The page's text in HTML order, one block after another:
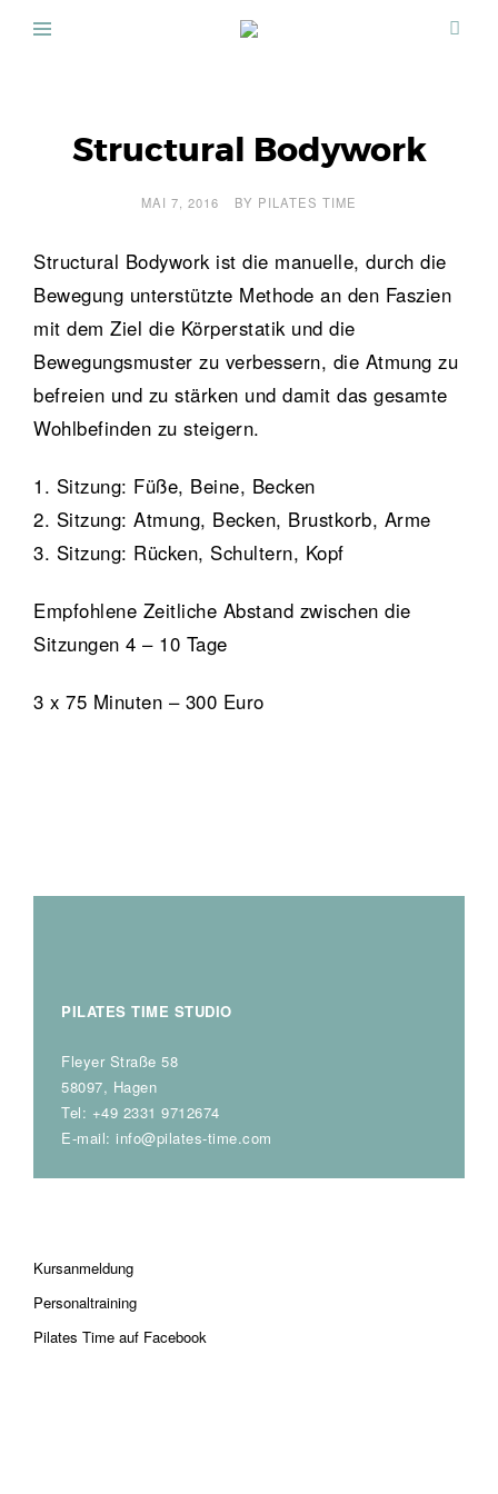
Structural Bodywork
MAI 7, 2016 BY PILATES TIME
Structural Bodywork ist die manuelle, durch die
Bewegung unterstützte Methode an den Faszien
mit dem Ziel die Körperstatik und die
Bewegungsmuster zu verbessern, die Atmung zu
befreien und zu stärken und damit das gesamte
Wohlbefinden zu steigern.
1. Sitzung: Füße, Beine, Becken
2. Sitzung: Atmung, Becken, Brustkorb, Arme
3. Sitzung: Rücken, Schultern, Kopf
Empfohlene Zeitliche Abstand zwischen die
Sitzungen 4 – 10 Tage
3 x 75 Minuten – 300 Euro
PILATES TIME STUDIO
Fleyer Straße 58
58097, Hagen
Tel: +49 2331 9712674
E-mail: info@pilates-time.com
Kursanmeldung
Personaltraining
Pilates Time auf Facebook